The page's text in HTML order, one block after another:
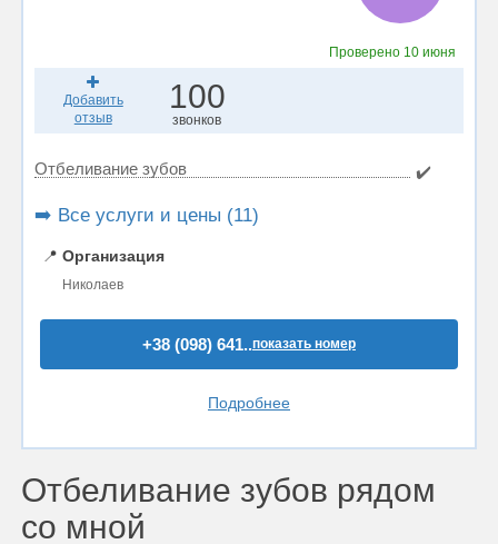
Проверено 10 июня
Добавить
отзыв
100
звонков
Отбеливание зубов ✔️
➡️ Все услуги и цены (11)
📍 Организация
Николаев
+38 (098) 641..показать номер
Подробнее
Отбеливание зубов рядом
со мной